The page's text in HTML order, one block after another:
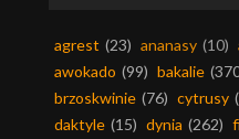
agrest (23) ananasy (10)
awokado (99) bakalie
brzoskwinie (76) cytrusy
daktyle (15) dynia (262)